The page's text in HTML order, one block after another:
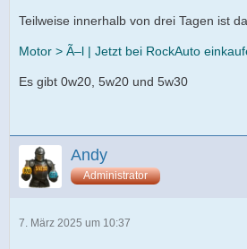
Teilweise innerhalb von drei Tagen ist
Motor > Ã–l | Jetzt bei RockAuto
Es gibt 0w20, 5w20 und 5w30
Andy
Administrator
7. März 2025 um 10:37